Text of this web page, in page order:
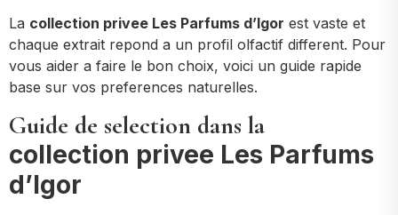
La collection privee Les Parfums d’Igor est vaste et
chaque extrait repond a un profil olfactif different. Pour
vous aider a faire le bon choix, voici un guide rapide
base sur vos preferences naturelles.
Guide de selection dans la
collection privee Les Parfums
d’Igor